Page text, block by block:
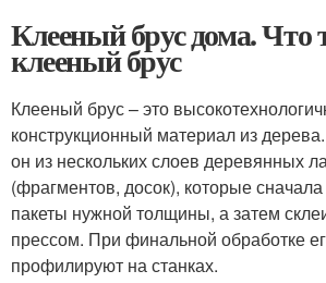
Клееный брус дома. Что
клееный брус
Клееный брус – это
конструкционный материал из
он из нескольких слоев деревянных
(фрагментов, досок), которые
пакеты нужной толщины, а затем
прессом. При финальной обработке
профилируют на станках.